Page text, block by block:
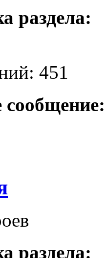
раздела:
451
сообщение:
раздела: